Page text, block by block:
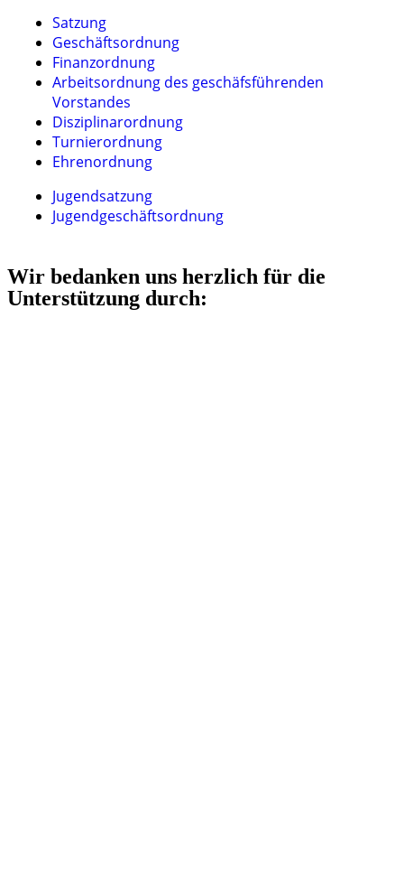
Satzung
Geschäftsordnung
Finanzordnung
Arbeitsordnung des geschäfsführenden
Vorstandes
Disziplinarordnung
Turnierordnung
Ehrenordnung
Jugendsatzung
Jugendgeschäftsordnung
Wir bedanken uns herzlich für die
Unterstützung durch: